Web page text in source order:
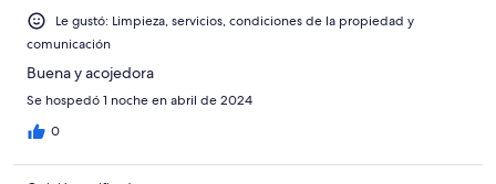
Le gustó: Limpieza, servicios, condiciones de la propiedad y
comunicación
Buena y acojedora
Se hospedó 1 noche en abril de 2024
0